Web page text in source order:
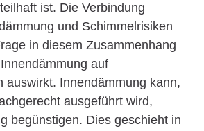
ist. Die Verbindung
und Schimmelrisiken
in diesem Zusammenhang
auf
auswirkt. Innendämmung kann,
ausgeführt wird,
begünstigen. Dies geschieht in